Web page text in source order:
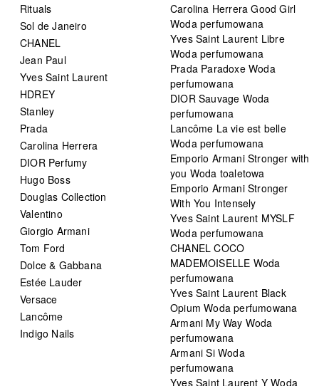
Rituals
Sol de Janeiro
CHANEL
Jean Paul
Yves Saint Laurent
HDREY
Stanley
Prada
Carolina Herrera
DIOR Perfumy
Hugo Boss
Douglas Collection
Valentino
Giorgio Armani
Tom Ford
Dolce & Gabbana
Estée Lauder
Versace
Lancôme
Indigo Nails
Carolina Herrera Good Girl
Woda perfumowana
Yves Saint Laurent Libre
Woda perfumowana
Prada Paradoxe Woda
perfumowana
DIOR Sauvage Woda
perfumowana
Lancôme La vie est belle
Woda perfumowana
Emporio Armani Stronger with
you Woda toaletowa
Emporio Armani Stronger
With You Intensely
Yves Saint Laurent MYSLF
Woda perfumowana
CHANEL COCO
MADEMOISELLE Woda
perfumowana
Yves Saint Laurent Black
Opium Woda perfumowana
Armani My Way Woda
perfumowana
Armani Si Woda
perfumowana
Yves Saint Laurent Y Woda